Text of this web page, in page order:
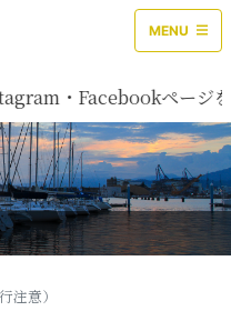
MENU
・Facebookページ
注意）